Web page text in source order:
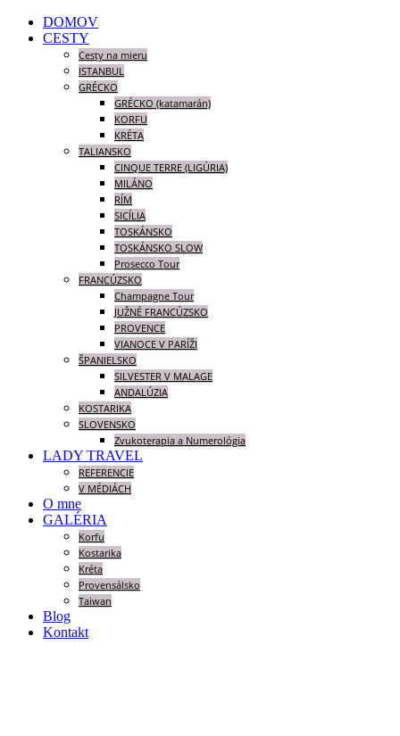
DOMOV
CESTY
Cesty na mieru
ISTANBUL
GRÉCKO
GRÉCKO (katamarán)
KORFU
KRÉTA
TALIANSKO
CINQUE TERRE (LIGÚRIA)
MILÁNO
RÍM
SICÍLIA
TOSKÁNSKO
TOSKÁNSKO SLOW
Prosecco Tour
FRANCÚZSKO
Champagne Tour
JUŽNÉ FRANCÚZSKO
PROVENCE
VIANOCE V PARÍŽI
ŠPANIELSKO
SILVESTER V MALAGE
ANDALÚZIA
KOSTARIKA
SLOVENSKO
Zvukoterapia a Numerológia
LADY TRAVEL
REFERENCIE
V MÉDIÁCH
O mne
GALÉRIA
Korfu
Kostarika
Kréta
Provensálsko
Taiwan
Blog
Kontakt